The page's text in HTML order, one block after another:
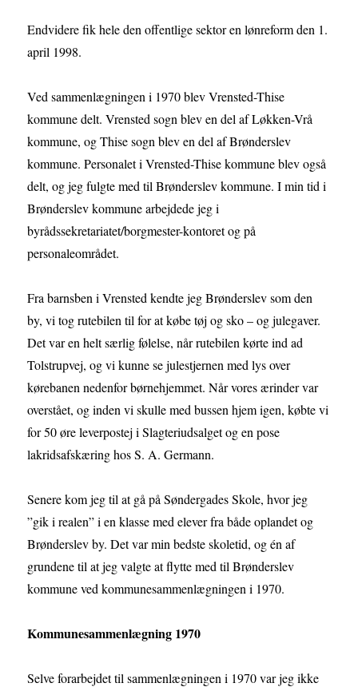
Endvidere fik hele den offentlige sektor en lønreform den 1.
april 1998.
Ved sammenlægningen i 1970 blev Vrensted-Thise
kommune delt. Vrensted sogn blev en del af Løkken-Vrå
kommune, og Thise sogn blev en del af Brønderslev
kommune. Personalet i Vrensted-Thise kommune blev også
delt, og jeg fulgte med til Brønderslev kommune. I min tid i
Brønderslev kommune arbejdede jeg i
byrådssekretariatet/borgmester-kontoret og på
personaleområdet.
Fra barnsben i Vrensted kendte jeg Brønderslev som den
by, vi tog rutebilen til for at købe tøj og sko – og julegaver.
Det var en helt særlig følelse, når rutebilen kørte ind ad
Tolstrupvej, og vi kunne se julestjernen med lys over
kørebanen nedenfor børnehjemmet. Når vores ærinder var
overstået, og inden vi skulle med bussen hjem igen, købte vi
for 50 øre leverpostej i Slagteriudsalget og en pose
lakridsafskæring hos S. A. Germann.
Senere kom jeg til at gå på Søndergades Skole, hvor jeg
”gik i realen” i en klasse med elever fra både oplandet og
Brønderslev by. Det var min bedste skoletid, og én af
grundene til at jeg valgte at flytte med til Brønderslev
kommune ved kommunesammenlægningen i 1970.
Kommunesammenlægning 1970
Selve forarbejdet til sammenlægningen i 1970 var jeg ikke